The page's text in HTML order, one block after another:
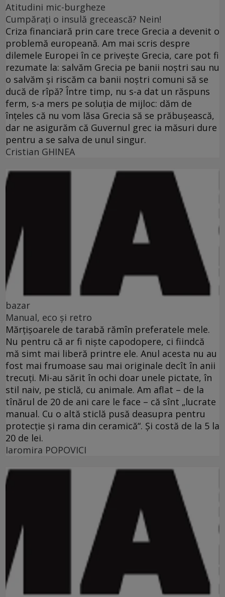
Atitudini mic-burgheze
Cumpăraţi o insulă grecească? Nein!
Criza financiară prin care trece Grecia a devenit o
problemă europeană. Am mai scris despre
dilemele Europei în ce priveşte Grecia, care pot fi
rezumate la: salvăm Grecia pe banii noştri sau nu
o salvăm şi riscăm ca banii noştri comuni să se
ducă de rîpă? Între timp, nu s-a dat un răspuns
ferm, s-a mers pe soluţia de mijloc: dăm de
înţeles că nu vom lăsa Grecia să se prăbuşească,
dar ne asigurăm că Guvernul grec ia măsuri dure
pentru a se salva de unul singur.
Cristian GHINEA
bazar
Manual, eco şi retro
Mărţişoarele de tarabă rămîn preferatele mele.
Nu pentru că ar fi nişte capodopere, ci fiindcă
mă simt mai liberă printre ele. Anul acesta nu au
fost mai frumoase sau mai originale decît în anii
trecuţi. Mi-au sărit în ochi doar unele pictate, în
stil naiv, pe sticlă, cu animale. Am aflat – de la
tînărul de 20 de ani care le face – că sînt „lucrate
manual. Cu o altă sticlă pusă deasupra pentru
protecţie şi rama din ceramică“. Şi costă de la 5 la
20 de lei.
Iaromira POPOVICI